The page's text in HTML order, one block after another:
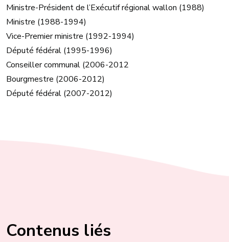
Ministre-Président de l’Exécutif régional wallon (1988)
Ministre (1988-1994)
Vice-Premier ministre (1992-1994)
Député fédéral (1995-1996)
Conseiller communal (2006-2012
Bourgmestre (2006-2012)
Député fédéral (2007-2012)
Contenus liés